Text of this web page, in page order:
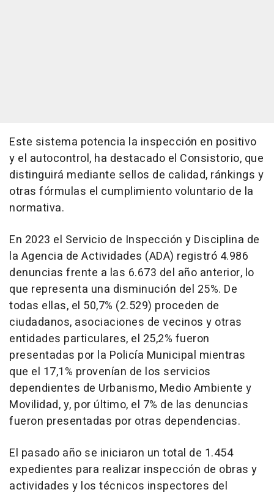
Este sistema potencia la inspección en positivo
y el autocontrol, ha destacado el Consistorio, que
distinguirá mediante sellos de calidad, ránkings y
otras fórmulas el cumplimiento voluntario de la
normativa.
En 2023 el Servicio de Inspección y Disciplina de
la Agencia de Actividades (ADA) registró 4.986
denuncias frente a las 6.673 del año anterior, lo
que representa una disminución del 25%. De
todas ellas, el 50,7% (2.529) proceden de
ciudadanos, asociaciones de vecinos y otras
entidades particulares, el 25,2% fueron
presentadas por la Policía Municipal mientras
que el 17,1% provenían de los servicios
dependientes de Urbanismo, Medio Ambiente y
Movilidad, y, por último, el 7% de las denuncias
fueron presentadas por otras dependencias.
El pasado año se iniciaron un total de 1.454
expedientes para realizar inspección de obras y
actividades y los técnicos inspectores del